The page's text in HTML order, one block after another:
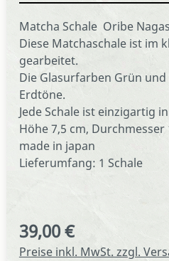
Matcha Schale Oribe
Diese Matchaschale ist im
gearbeitet.
Die Glasurfarben Grün
Erdtöne.
Jede Schale ist einzigartig
Höhe 7,5 cm, Durchmesser
made in japan
Lieferumfang: 1 Schale
Regulärer Preis:
39,00 €
Preise inkl. MwSt. zzgl.